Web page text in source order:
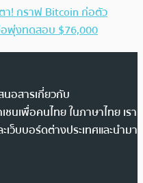
า! กราฟ Bitcoin ก่อตัว
พุ่งทดสอบ $76,000
นอสารเกี่ยวกับ
นเพื่อคนไทย ในภาษาไทย เรา
ว็บบอร์ดต่างประเทศและนำมา